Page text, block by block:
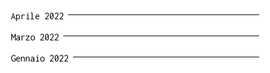
Aprile 2022
Marzo 2022
Gennaio 2022